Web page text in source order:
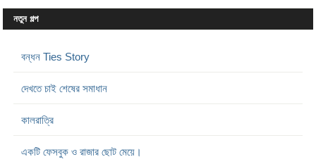
নতুন গল্প
বন্ধন Ties Story
দেখতে চাই শেষের সমাধান
কালরাত্রি
একটি ফেসবুক ও রাজার ছোট মেয়ে।